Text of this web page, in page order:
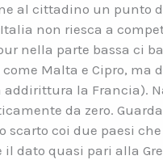
al cittadino un punto
non riesca a
nella parte bassa ci
Malta e Cipro, ma
la Francia).
da zero.
coi due paesi che
dato quasi pari alla